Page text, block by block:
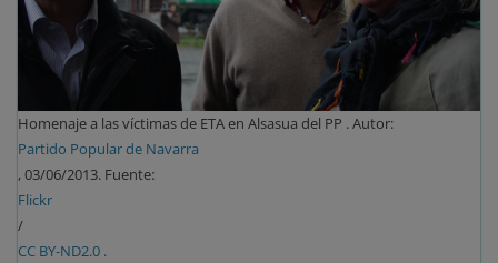
Homenaje a las víctimas de ETA en Alsasua del PP . Autor:
Partido Popular de Navarra
, 03/06/2013. Fuente:
Flickr
/
CC BY-ND2.0 .